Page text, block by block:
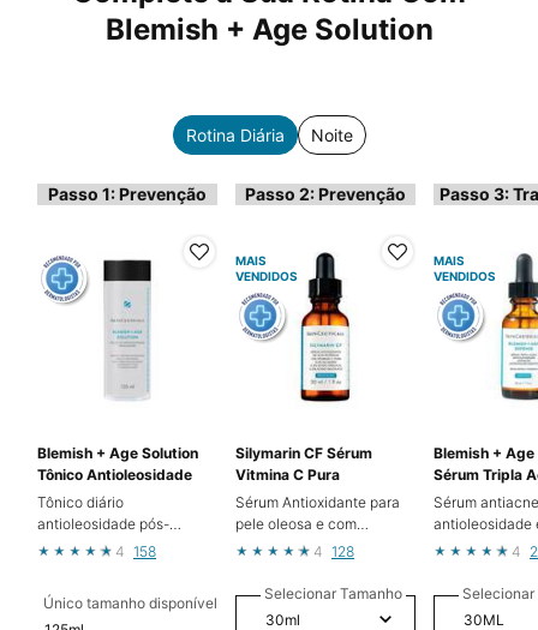
Blemish + Age Solution
Rotina Diária Noite
Passo 1: Prevenção
Blemish + Age Solution
Tônico Antioleosidade
Tônico diário
antioleosidade pós-
limpeza
4 158
Único tamanho disponível
Passo 2: Prevenção
MAIS
VENDIDOS
Silymarin CF Sérum
Vitmina C Pura
Sérum Antioxidante para
pele oleosa e com
tendência a acne
4 128
Selecionar Tamanho
Passo 3:
MAIS
VENDIDOS
Blemish +
Sérum Tripla
Sérum
antioleosidade
4
Selecionar